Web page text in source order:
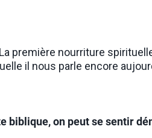
La première nourriture
il nous parle encore
biblique, on peut se sentir